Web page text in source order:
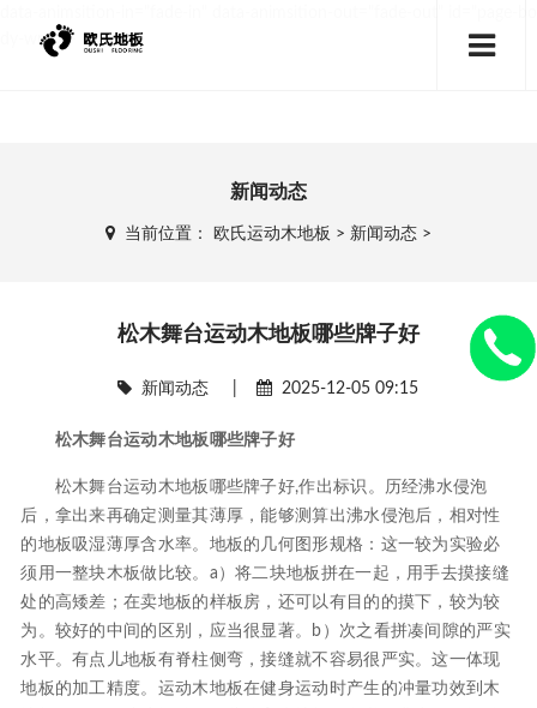
dy-wrap">
新闻动态
当前位置： 欧氏运动木地板 > 新闻动态 >
松木舞台运动木地板哪些牌子好
新闻动态 2025-12-05 09:15
松木舞台运动木地板哪些牌子好
松木舞台运动木地板哪些牌子好,作出标识。历经沸水侵泡
后，拿出来再确定测量其薄厚，能够测算出沸水侵泡后，相对性
的地板吸湿薄厚含水率。地板的几何图形规格：这一较为实验必
须用一整块木板做比较。a）将二块地板拼在一起，用手去摸接缝
处的高矮差；在卖地板的样板房，还可以有目的的摸下，较为较
为。较好的中间的区别，应当很显著。b）次之看拼凑间隙的严实
水平。有点儿地板有脊柱侧弯，接缝就不容易很严实。这一体现
地板的加工精度。运动木地板在健身运动时产生的冲量功效到木